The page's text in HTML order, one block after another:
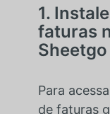
1.
faturas
Sheetgo
Para
de faturas